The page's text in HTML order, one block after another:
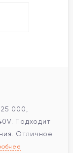
000,
Подходит
Отличное